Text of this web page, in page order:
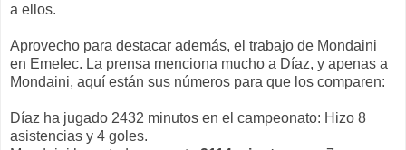
a ellos.
Aprovecho para destacar además, el trabajo de Mondaini
en Emelec. La prensa menciona mucho a Díaz, y apenas a
Mondaini, aquí están sus números para que los comparen:
Díaz ha jugado 2432 minutos en el campeonato: Hizo 8
asistencias y 4 goles.